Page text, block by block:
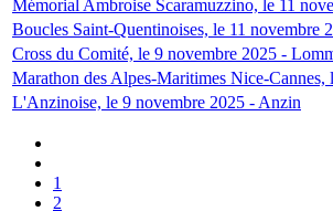
Mémorial Ambroise Scaramuzzino, le 11
Boucles Saint-Quentinoises, le 11 novembre
Cross du Comité, le 9 novembre 2025 -
Marathon des Alpes-Maritimes Nice-
L'Anzinoise, le 9 novembre 2025 - Anzin
1
2